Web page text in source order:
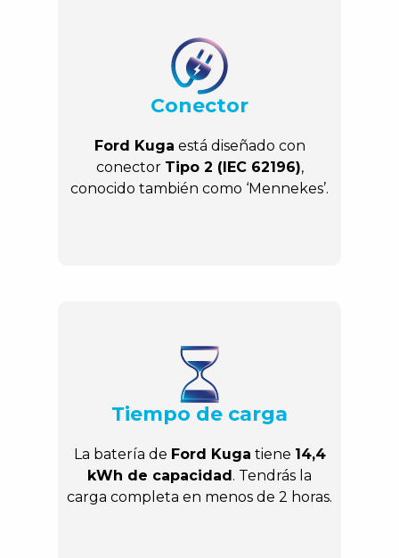
Conector
Ford Kuga está diseñado con
conector Tipo 2 (IEC 62196),
conocido también como ‘Mennekes’.
Tiempo de carga
La batería de Ford Kuga tiene 14,4
kWh de capacidad . Tendrás la
carga completa en menos de 2 horas.